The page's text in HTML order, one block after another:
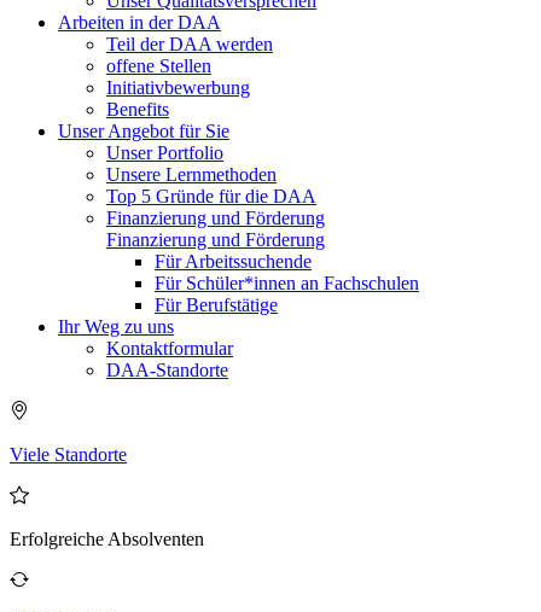
Arbeiten in der DAA
Teil der DAA werden
offene Stellen
Initiativbewerbung
Benefits
Unser Angebot für Sie
Unser Portfolio
Unsere Lernmethoden
Top 5 Gründe für die DAA
Finanzierung und Förderung
Finanzierung und Förderung
Für Arbeitssuchende
Für Schüler*innen an Fachschulen
Für Berufstätige
Ihr Weg zu uns
Kontaktformular
DAA-Standorte
Viele Standorte
Erfolgreiche Absolventen